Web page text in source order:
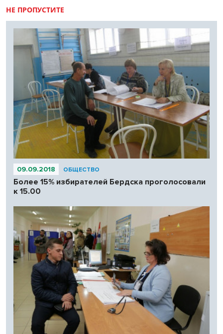
НЕ ПРОПУСТИТЕ
09.09.2018 ОБЩЕСТВО
Более 15% избирателей Бердска проголосовали
к 15.00